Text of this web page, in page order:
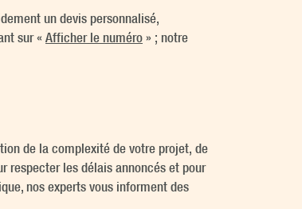
un devis personnalisé,
sur « Afficher le numéro » ; notre
de la complexité de votre projet, de
respecter les délais annoncés et pour
nos experts vous informent des